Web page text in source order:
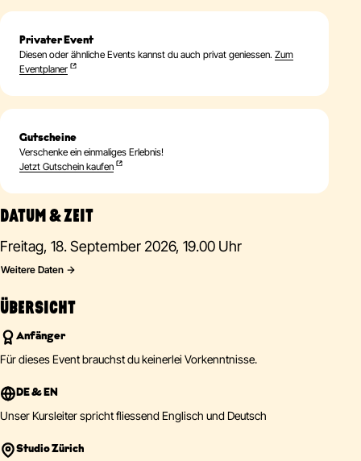
DATUM & ZEIT
Freitag, 18. September 2026, 19.00 Uhr
Weitere Daten
ÜBERSICHT
Anfänger
Für dieses Event brauchst du keinerlei Vorkenntnisse.
DE & EN
Unser Kursleiter spricht fliessend Englisch und Deutsch
Studio Zürich
Privater Event
Diesen oder ähnliche Events kannst du auch privat geniessen. Zum
Eventplaner
Gutscheine
Verschenke ein einmaliges Erlebnis!
Jetzt Gutschein kaufen